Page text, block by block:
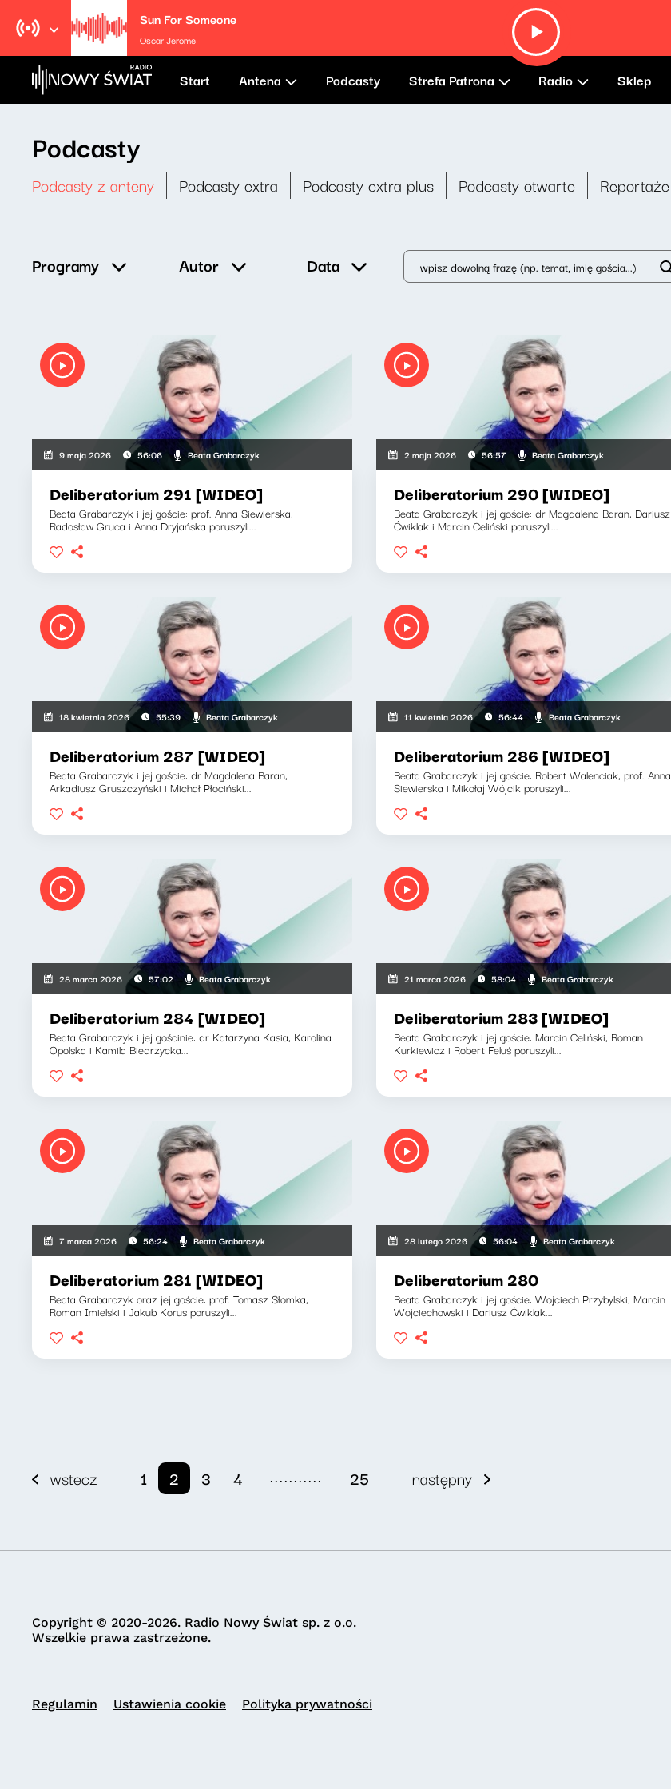
Sun For Someone
Oscar Jerome
Start Antena Podcasty Strefa Patrona Radio Sklep
Podcasty
Podcasty z anteny Podcasty extra Podcasty extra plus Podcasty otwarte Reportaże
Programy Autor Data
9 maja 2026 56:06 Beata Grabarczyk
Deliberatorium 291 [WIDEO]
Beata Grabarczyk i jej goście: prof. Anna Siewierska,
Radosław Gruca i Anna Dryjańska poruszyli...
2 maja 2026 56:57 Beata Grabarczyk
Deliberatorium 290 [WIDEO]
Beata Grabarczyk i jej goście: dr Magdalena Baran, Dariusz
Ćwiklak i Marcin Celiński poruszyli...
18 kwietnia 2026 55:39 Beata Grabarczyk
Deliberatorium 287 [WIDEO]
Beata Grabarczyk i jej goście: dr Magdalena Baran,
Arkadiusz Gruszczyński i Michał Płociński...
11 kwietnia 2026 56:44 Beata Grabarczyk
Deliberatorium 286 [WIDEO]
Beata Grabarczyk i jej goście: Robert Walenciak, prof. Anna
Siewierska i Mikołaj Wójcik poruszyli...
28 marca 2026 57:02 Beata Grabarczyk
Deliberatorium 284 [WIDEO]
Beata Grabarczyk i jej gościnie: dr Katarzyna Kasia, Karolina
Opolska i Kamila Biedrzycka...
21 marca 2026 58:04 Beata Grabarczyk
Deliberatorium 283 [WIDEO]
Beata Grabarczyk i jej goście: Marcin Celiński, Roman
Kurkiewicz i Robert Feluś poruszyli...
7 marca 2026 56:24 Beata Grabarczyk
Deliberatorium 281 [WIDEO]
Beata Grabarczyk oraz jej goście: prof. Tomasz Słomka,
Roman Imielski i Jakub Korus poruszyli...
28 lutego 2026 56:04 Beata Grabarczyk
Deliberatorium 280
Beata Grabarczyk i jej goście: Wojciech Przybylski, Marcin
Wojciechowski i Dariusz Ćwiklak...
wstecz 1 2 3 4 ........... 25 następny
Copyright © 2020-2026. Radio Nowy Świat sp. z o.o.
Wszelkie prawa zastrzeżone.
Regulamin Ustawienia cookie Polityka prywatności